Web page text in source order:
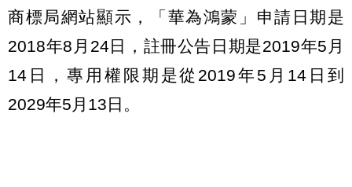
商標局網站顯示，「華為鴻蒙」申請日期是
2018年8月24日，註冊公告日期是2019年5月
14日，專用權限期是從2019年5月14日到
2029年5月13日。